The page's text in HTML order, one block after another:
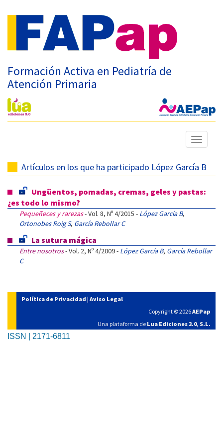
Formación Activa en Pediatría de
Atención Primaria
Mostrar
menú
Artículos en los que ha participado López García B
Ungüentos, pomadas, cremas, geles y pastas:
¿es todo lo mismo?
Pequeñeces y rarezas- Vol. 8, Nº 4/2015 - López García B,
Ortonobes Roig S, García Rebollar C
La sutura mágica
Entre nosotros- Vol. 2, Nº 4/2009 - López García B, García Rebollar
C
Política de Privacidad | Aviso Legal
Copyright © 2026AEPap
Una plataforma de Lua Ediciones 3.0, S.L.
ISSN | 2171-6811